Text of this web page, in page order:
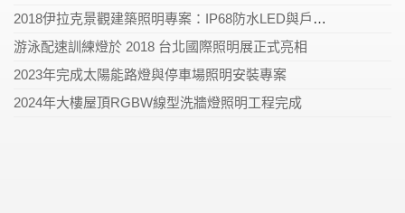
2018伊拉克景觀建築照明專案：IP68防水LED與戶外DMX燈光應用
游泳配速訓練燈於 2018 台北國際照明展正式亮相
2023年完成太陽能路燈與停車場照明安裝專案
2024年大樓屋頂RGBW線型洗牆燈照明工程完成